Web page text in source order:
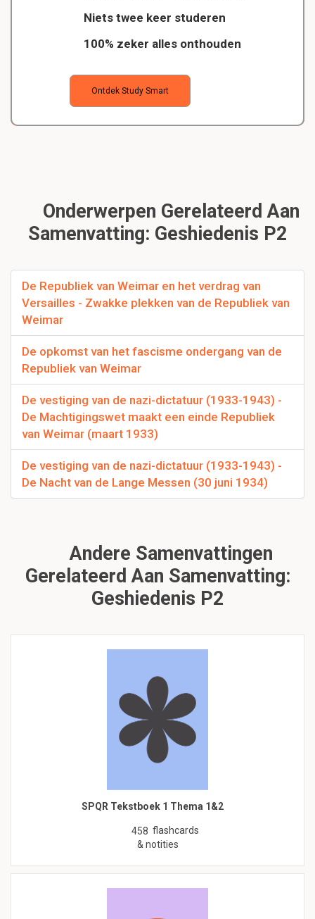
Niets twee keer studeren
100% zeker alles onthouden
Ontdek Study Smart
Onderwerpen Gerelateerd Aan
Samenvatting: Geshiedenis P2
De Republiek van Weimar en het verdrag van
Versailles - Zwakke plekken van de Republiek van
Weimar
De opkomst van het fascisme ondergang van de
Republiek van Weimar
De vestiging van de nazi-dictatuur (1933-1943) -
De Machtigingswet maakt een einde Republiek
van Weimar (maart 1933)
De vestiging van de nazi-dictatuur (1933-1943) -
De Nacht van de Lange Messen (30 juni 1934)
Andere Samenvattingen
Gerelateerd Aan Samenvatting:
Geshiedenis P2
SPQR Tekstboek 1 Thema 1&2
458 flashcards
& notities